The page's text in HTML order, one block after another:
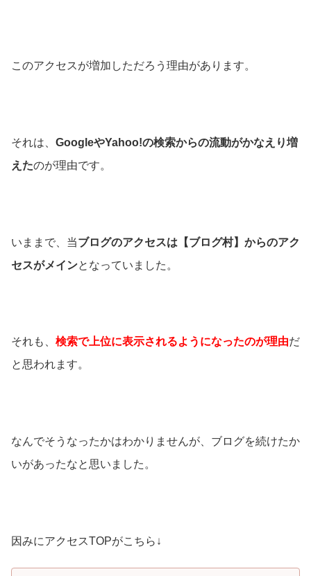
このアクセスが増加しただろう理由があります。
それは、 GoogleやYahoo!の検索からの流動がかなえり増
えたのが理由です。
いままで、当ブログのアクセスは【ブログ村】からのアク
セスがメインとなっていました。
それも、 検索で上位に表示されるようになったのが理由だ
と思われます。
なんでそうなったかはわかりませんが、ブログを続けたか
いがあったなと思いました。
因みにアクセスTOPがこちら↓